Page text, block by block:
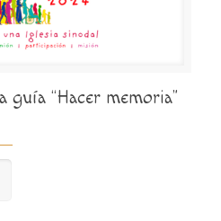
“Hacer memoria”